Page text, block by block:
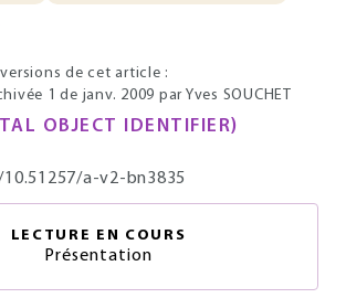
de cet article :
1 de janv. 2009 par Yves SOUCHET
OBJECT IDENTIFIER)
a-v2-bn3835
LECTURE EN COURS
Présentation